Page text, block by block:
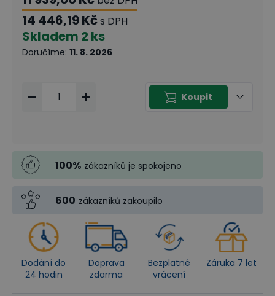
14 446,19 Kčs DPH
Skladem 2 ks
Doručíme: 11. 8. 2026
Koupit
100% zákazníků je spokojeno
600 zákazníků zakoupilo
Dodání do
24 hodin
Doprava
zdarma
Bezplatné
vrácení
Záruka 7 let